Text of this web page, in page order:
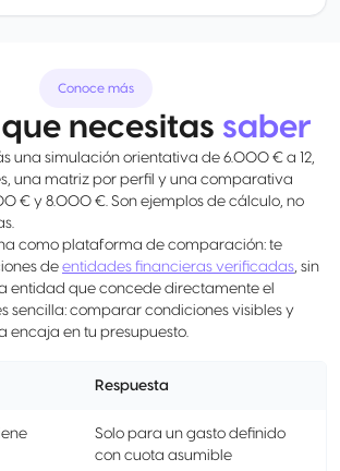
Conoce más
necesitas saber
una simulación orientativa de 6.000 € a 12,
una matriz por perfil y una comparativa
€ y 8.000 €. Son ejemplos de cálculo, no
como plataforma de comparación: te
de entidades financieras verificadas, sin
entidad que concede directamente el
sencilla: comparar condiciones visibles y
encaja en tu presupuesto.
Respuesta
Solo para un gasto definido
con cuota asumible